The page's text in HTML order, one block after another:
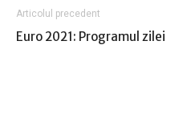
Articolul precedent
Euro 2021: Programul zilei